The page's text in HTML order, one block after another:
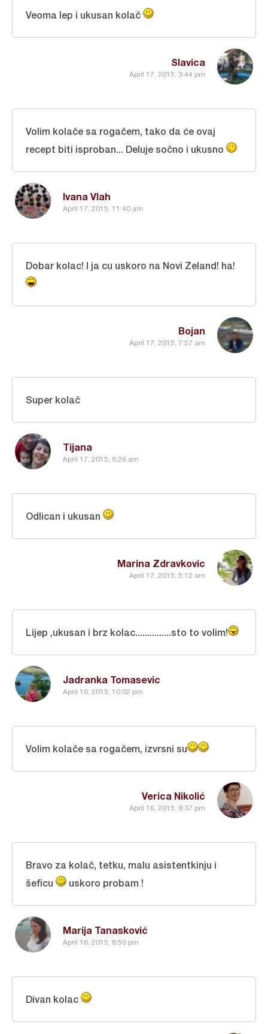
Slavica
April 17, 2015, 3:44 pm
Veoma lep i ukusan kolač
Ivana Vlah
April 17, 2015, 11:40 am
Volim kolače sa rogačem, tako da će ovaj
recept biti isproban... Deluje sočno i ukusno
Bojan
April 17, 2015, 7:57 am
Dobar kolac! I ja cu uskoro na Novi Zeland! ha!
Tijana
April 17, 2015, 6:26 am
Super kolač
Marina Zdravkovic
April 17, 2015, 5:12 am
Odlican i ukusan
Jadranka Tomasevic
April 16, 2015, 10:02 pm
Lijep ,ukusan i brz kolac...............sto to volim!
Verica Nikolić
April 16, 2015, 9:37 pm
Volim kolače sa rogačem, izvrsni su
Marija Tanasković
April 16, 2015, 8:50 pm
Bravo za kolač, tetku, malu asistentkinju i
šeficu
uskoro probam !
Divan kolac